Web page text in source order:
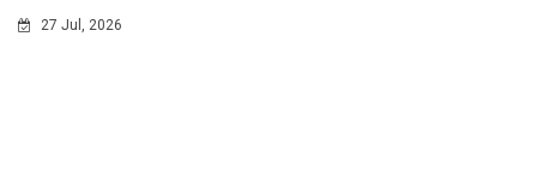
27 Jul, 2026